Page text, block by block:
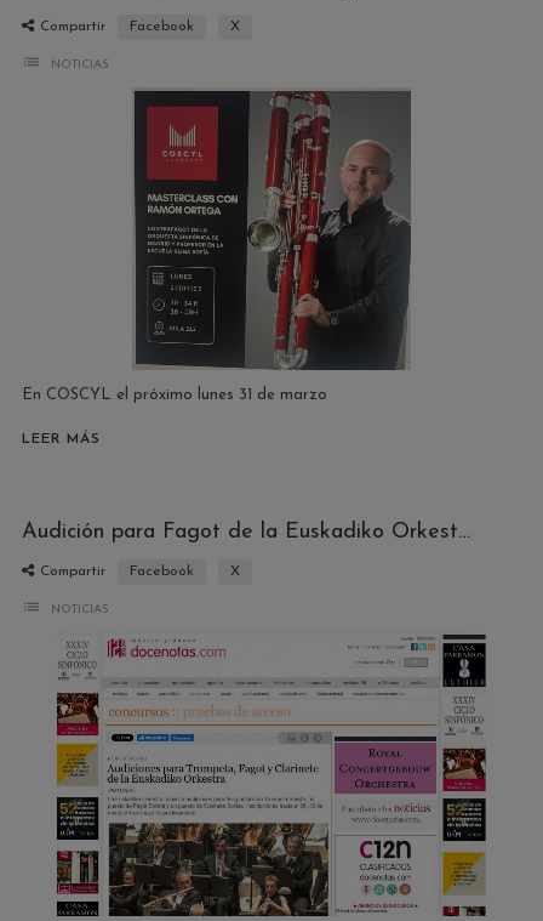
Compartir Facebook X
list NOTICIAS
En COSCYL el próximo lunes 31 de marzo
LEER MÁS
Audición para Fagot de la Euskadiko Orkestra
Compartir Facebook X
list NOTICIAS